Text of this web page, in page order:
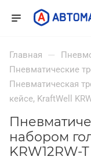
Главная —
Пневматические
Пневматическая
кейсе, KraftWell
набором
KRW12RW-T